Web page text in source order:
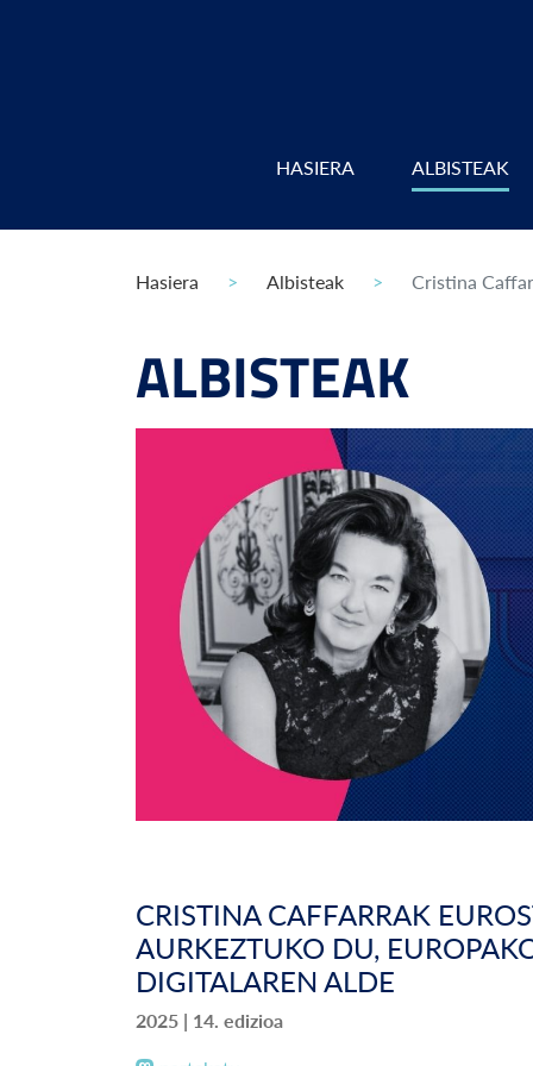
HASIERA ALBISTEAK
Hasiera Albisteak Cristina
ALBISTEAK
CRISTINA CAFFARRAK
AURKEZTUKO DU,
DIGITALAREN ALDE
2025 | 14. edizioa